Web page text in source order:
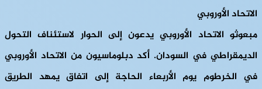
الاتحاد الأوروبي
مبعوثو الاتحاد الأوروبي يدعون إلى الحوار لاستئناف التحول
الديمقراطي في السودان. أكد دبلوماسيون من الاتحاد الأوروبي
في الخرطوم يوم الأربعاء الحاجة إلى اتفاق يمهد الطريق